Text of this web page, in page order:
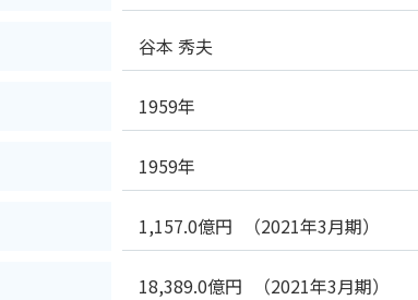
谷本 秀夫
1959年
1959年
1,157.0億円 （2021年3月期）
18,389.0億円 （2021年3月期）